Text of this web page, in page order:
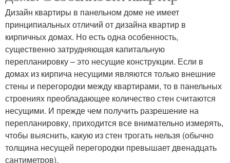
Дизайн квартиры в панельном доме не имеет
принципиальных отличий от дизайна квартир в
кирпичных домах. Но есть одна особенность,
существенно затрудняющая капитальную
перепланировку – это несущие конструкции. Если в
домах из кирпича несущими являются только внешние
стены и перегородки между квартирами, то в панельных
строениях преобладающее количество стен считаются
несущими. И прежде чем получить разрешение на
перепланировку, приходится все внимательно измерять,
чтобы выяснить, какую из стен трогать нельзя (обычно
толщина несущей перегородки превышает двенадцать
сантиметров).